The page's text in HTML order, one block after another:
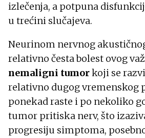
izlečenja, a potpuna
u trećini slučajeva.
Neurinom nervnog
relativno česta bolest ovog
nemaligni tumorkoji se
relativno dugog vremenskog
ponekad raste i po nekoliko
tumor pritiska nerv, što
progresiju simptoma,